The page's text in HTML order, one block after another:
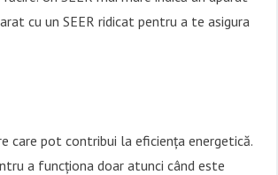
cu un SEER ridicat pentru a te asigura
care pot contribui la eficiența energetică.
a funcționa doar atunci când este